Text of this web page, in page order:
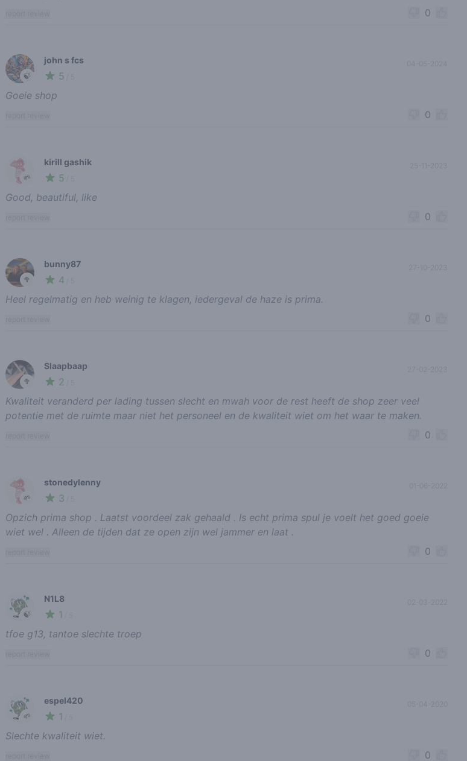
0
🍃
john s fcs
5
Goeie shop
0
🌱
kirill gashik
5
25-11-2023
Good, beautiful, like
0
🥦
bunny87
4
27-10-2023
Heel regelmatig en heb weinig te klagen, iedergeval de haze is prima.
0
🥦
Slaapbaap
2
27-02-2023
Kwaliteit veranderd per lading tussen slecht en mwah voor de rest heeft de shop zeer veel
potentie met de ruimte maar niet het personeel en de kwaliteit wiet om het waar te maken.
0
🌱
stonedylenny
3
Opzich prima shop . Laatst voordeel zak gehaald . Is echt prima spul je voelt het goed goeie
wiet wel . Alleen de tijden dat ze open zijn wel jammer en laat .
0
🍃
N1L8
1
02-03-2022
tfoe g13, tantoe slechte troep
0
🌱
espel420
1
Slechte kwaliteit wiet.
0